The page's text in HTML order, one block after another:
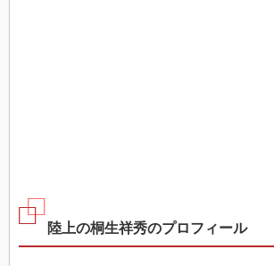
陸上の桐生祥秀のプロフィール